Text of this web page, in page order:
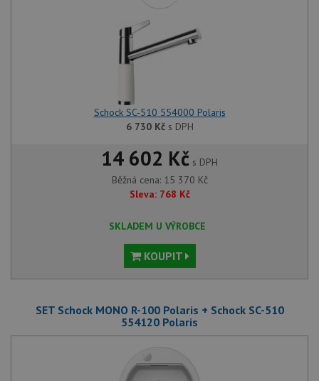
Schock SC-510 554000 Polaris
6 730 Kčs DPH
14 602 Kč s DPH
Běžná cena: 15 370 Kč
Sleva: 768 Kč
SKLADEM U VÝROBCE
KOUPIT
SET Schock MONO R-100 Polaris + Schock SC-510
554120 Polaris